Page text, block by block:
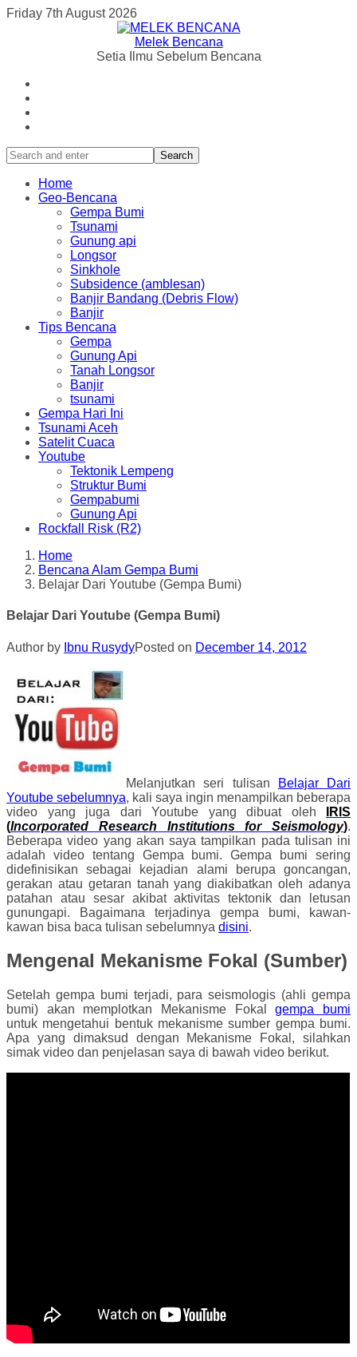
Friday 7th August 2026
Melek Bencana
Setia Ilmu Sebelum Bencana
Search
Home
Geo-Bencana
Gempa Bumi
Tsunami
Gunung api
Longsor
Sinkhole
Subsidence (amblesan)
Banjir Bandang (Debris Flow)
Banjir
Tips Bencana
Gempa
Gunung Api
Tanah Longsor
Banjir
tsunami
Gempa Hari Ini
Tsunami Aceh
Satelit Cuaca
Youtube
Tektonik Lempeng
Struktur Bumi
Gempabumi
Gunung Api
Rockfall Risk (R2)
Home
Bencana Alam Gempa Bumi
Belajar Dari Youtube (Gempa Bumi)
Belajar Dari Youtube (Gempa Bumi)
Author by Ibnu RusydyPosted on December 14, 2012
Melanjutkan seri tulisan
Belajar Dari
Youtube sebelumnya, kali saya ingin menampilkan beberapa
video yang juga dari Youtube yang dibuat oleh
IRIS
(Incorporated Research Institutions for Seismology).
Beberapa video yang akan saya tampilkan pada tulisan ini
adalah video tentang Gempa bumi. Gempa bumi sering
didefinisikan sebagai kejadian alami berupa goncangan,
gerakan atau getaran tanah yang diakibatkan oleh adanya
patahan atau sesar akibat aktivitas tektonik dan letusan
gunungapi. Bagaimana terjadinya gempa bumi, kawan-
kawan bisa baca tulisan sebelumnya disini.
Mengenal Mekanisme Fokal (Sumber)
Setelah gempa bumi terjadi, para seismologis (ahli gempa
bumi) akan memplotkan Mekanisme Fokalgempa bumi
untuk mengetahui bentuk mekanisme sumber gempa bumi.
Apa yang dimaksud dengan Mekanisme Fokal, silahkan
simak video dan penjelasan saya di bawah video berikut.